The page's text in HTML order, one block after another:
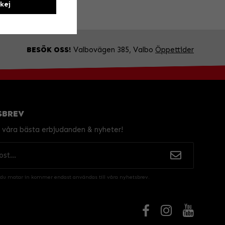
BESÖK OSS! Valbovägen 385, Valbo Öppettider
våra bästa erbjudanden & nyheter!
matar in kommer endast användas till våra nyhetsbrev.